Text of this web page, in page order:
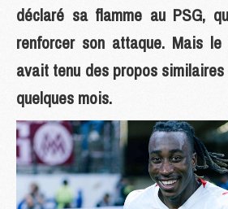
déclaré sa flamme au PSG,
renforcer son attaque. Mais
avait tenu des propos
quelques mois.